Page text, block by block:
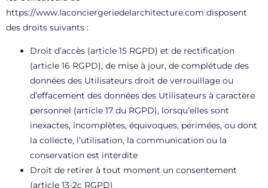
https://www.laconciergeriedelarchitecture.com disposent
des droits suivants :
Droit d’accès (article 15 RGPD) et de rectification
(article 16 RGPD), de mise à jour, de complétude des
données des Utilisateurs droit de verrouillage ou
d’effacement des données des Utilisateurs à caractère
personnel (article 17 du RGPD), lorsqu’elles sont
inexactes, incomplètes, équivoques, périmées, ou dont
la collecte, l’utilisation, la communication ou la
conservation est interdite
Droit de retirer à tout moment un consentement
(article 13-2c RGPD)